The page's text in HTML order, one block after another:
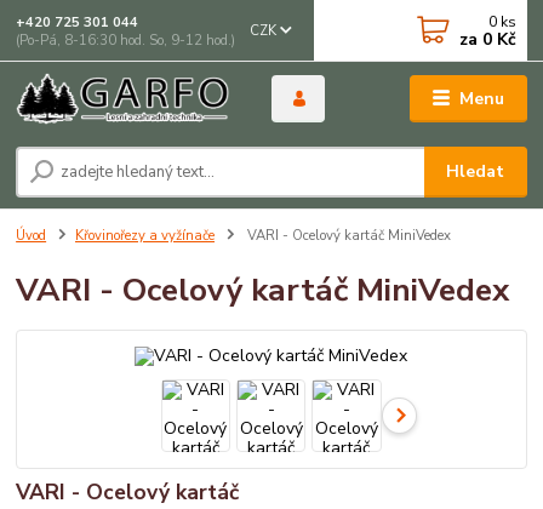
Menu
CZK
Hledat
+420 725 301 044
(Po-Pá, 8-16:30 hod. So, 9-12 hod.)
0 ks
za 0 Kč
Úvod Křovinořezy a vyžínače VARI - Ocelový kartáč MiniVedex
VARI - Ocelový kartáč MiniVedex
VARI - Ocelový kartáč